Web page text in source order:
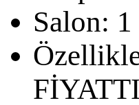
Salon: 1